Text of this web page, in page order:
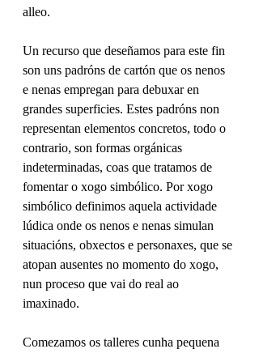
alleo.
Un recurso que deseñamos para este fin
son uns padróns de cartón que os nenos
e nenas empregan para debuxar en
grandes superficies. Estes padróns non
representan elementos concretos, todo o
contrario, son formas orgánicas
indeterminadas, coas que tratamos de
fomentar o xogo simbólico. Por xogo
simbólico definimos aquela actividade
lúdica onde os nenos e nenas simulan
situacións, obxectos e personaxes, que se
atopan ausentes no momento do xogo,
nun proceso que vai do real ao
imaxinado.
Comezamos os talleres cunha pequena